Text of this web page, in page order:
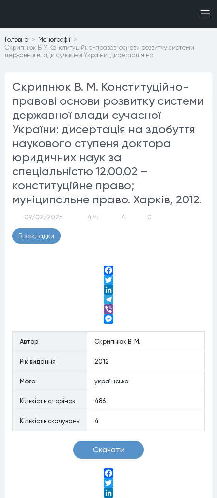
Головна
Монографiї
Скрипнюк В М Конституційно-правові основи розвитку системи
державної влади сучасної України: дисертація на
Скрипнюк В. М. Конституційно-
правові основи розвитку системи
державної влади сучасної
України: дисертація на здобуття
наукового ступеня доктора
юридичних наук за
спеціальністю 12.00.02 –
конституційне право;
муніципальне право. Харків, 2012.
09/02/2025 474 4 0
В закладки
Facebook
Twitter
LinkedIn
Telegram
Viber
Автор
Скрипнюк В. М.
Рiк видання 2012
Мова українська
Кiлькiсть сторiнок 486
Кiлькiсть скачувань 4
Скачати
Facebook
Twitter